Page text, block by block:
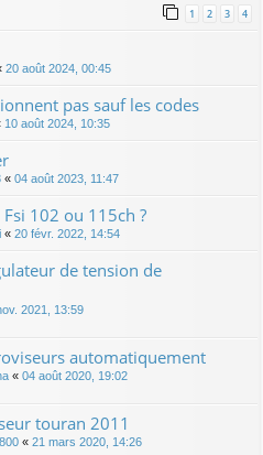
1 2 3 4
20 août 2024, 00:45
pas sauf les codes
10 août 2024, 10:35
« 04 août 2023, 11:47
102 ou 115ch ?
« 20 févr. 2022, 14:54
de tension de
2021, 13:59
automatiquement
« 04 août 2020, 19:02
touran 2011
« 21 mars 2020, 14:26